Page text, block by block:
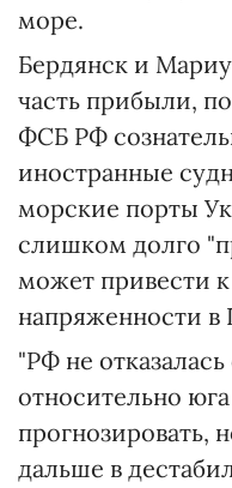
море.
Бердянск и
часть прибыли,
ФСБ РФ
иностранные
морские порты
слишком долго
может привести
напряженности в
"РФ не
относительно
прогнозировать,
дальше в